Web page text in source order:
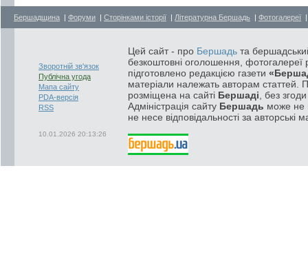
Бершадщина | Форуми | Сторінками історії | Літературна Бершадь | Фотогалереї
Зворотній зв'язок
Публічна угода
Мапа сайту
PDA-версія
RSS
10.01.2026 20:13:26
Цей сайт - про Бершадь та
безкоштовні оголошення, фотогалереї
підготовлено редакцією газети
матеріали належать авторам статтей.
розміщена на сайті Бершаді , без
Адміністрація сайту Бершадь може не
не несе відповідальності за авторські